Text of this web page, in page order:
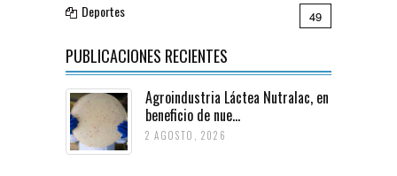
Deportes 49
PUBLICACIONES RECIENTES
Agroindustria Láctea Nutralac, en
beneficio de nue...
2 AGOSTO, 2026